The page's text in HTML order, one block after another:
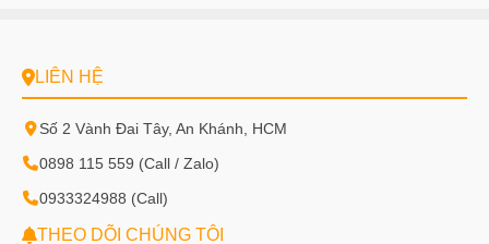
LIÊN HỆ
Số 2 Vành Đai Tây, An Khánh, HCM
0898 115 559 (Call / Zalo)
0933324988 (Call)
THEO DÕI CHÚNG TÔI